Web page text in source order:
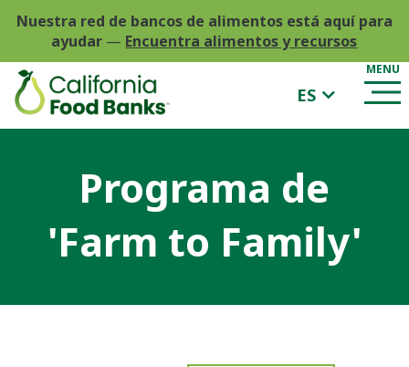
Nuestra red de bancos de alimentos está aquí para
ayudar — Encuentra alimentos y recursos
ES
Programa de
'Farm to Family'